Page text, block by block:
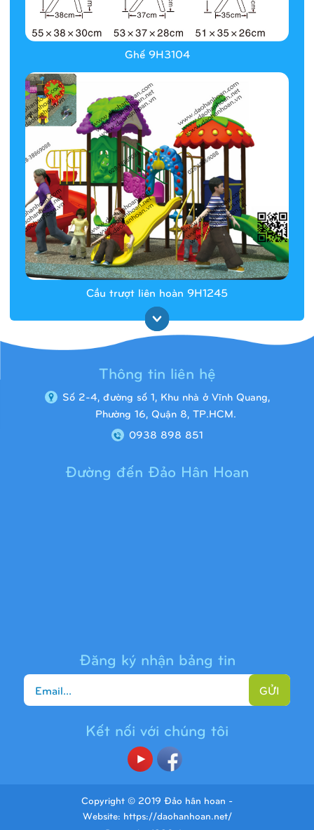
Ghế 9H3104
Cầu trượt liên hoàn 9H1245
Cầu trượt liên hoàn 9H1225
Thông tin liên hệ
Số 2-4, đường số 1, Khu nhà ở Vĩnh Quang,
Phường 16, Quận 8, TP.HCM.
0938 898 851
Đường đến Đảo Hân Hoan
Đăng ký nhận bảng tin
GỬI
Kết nối với chúng tôi
Copyright © 2019 Đảo hân hoan -
Website: https://daohanhoan.net/